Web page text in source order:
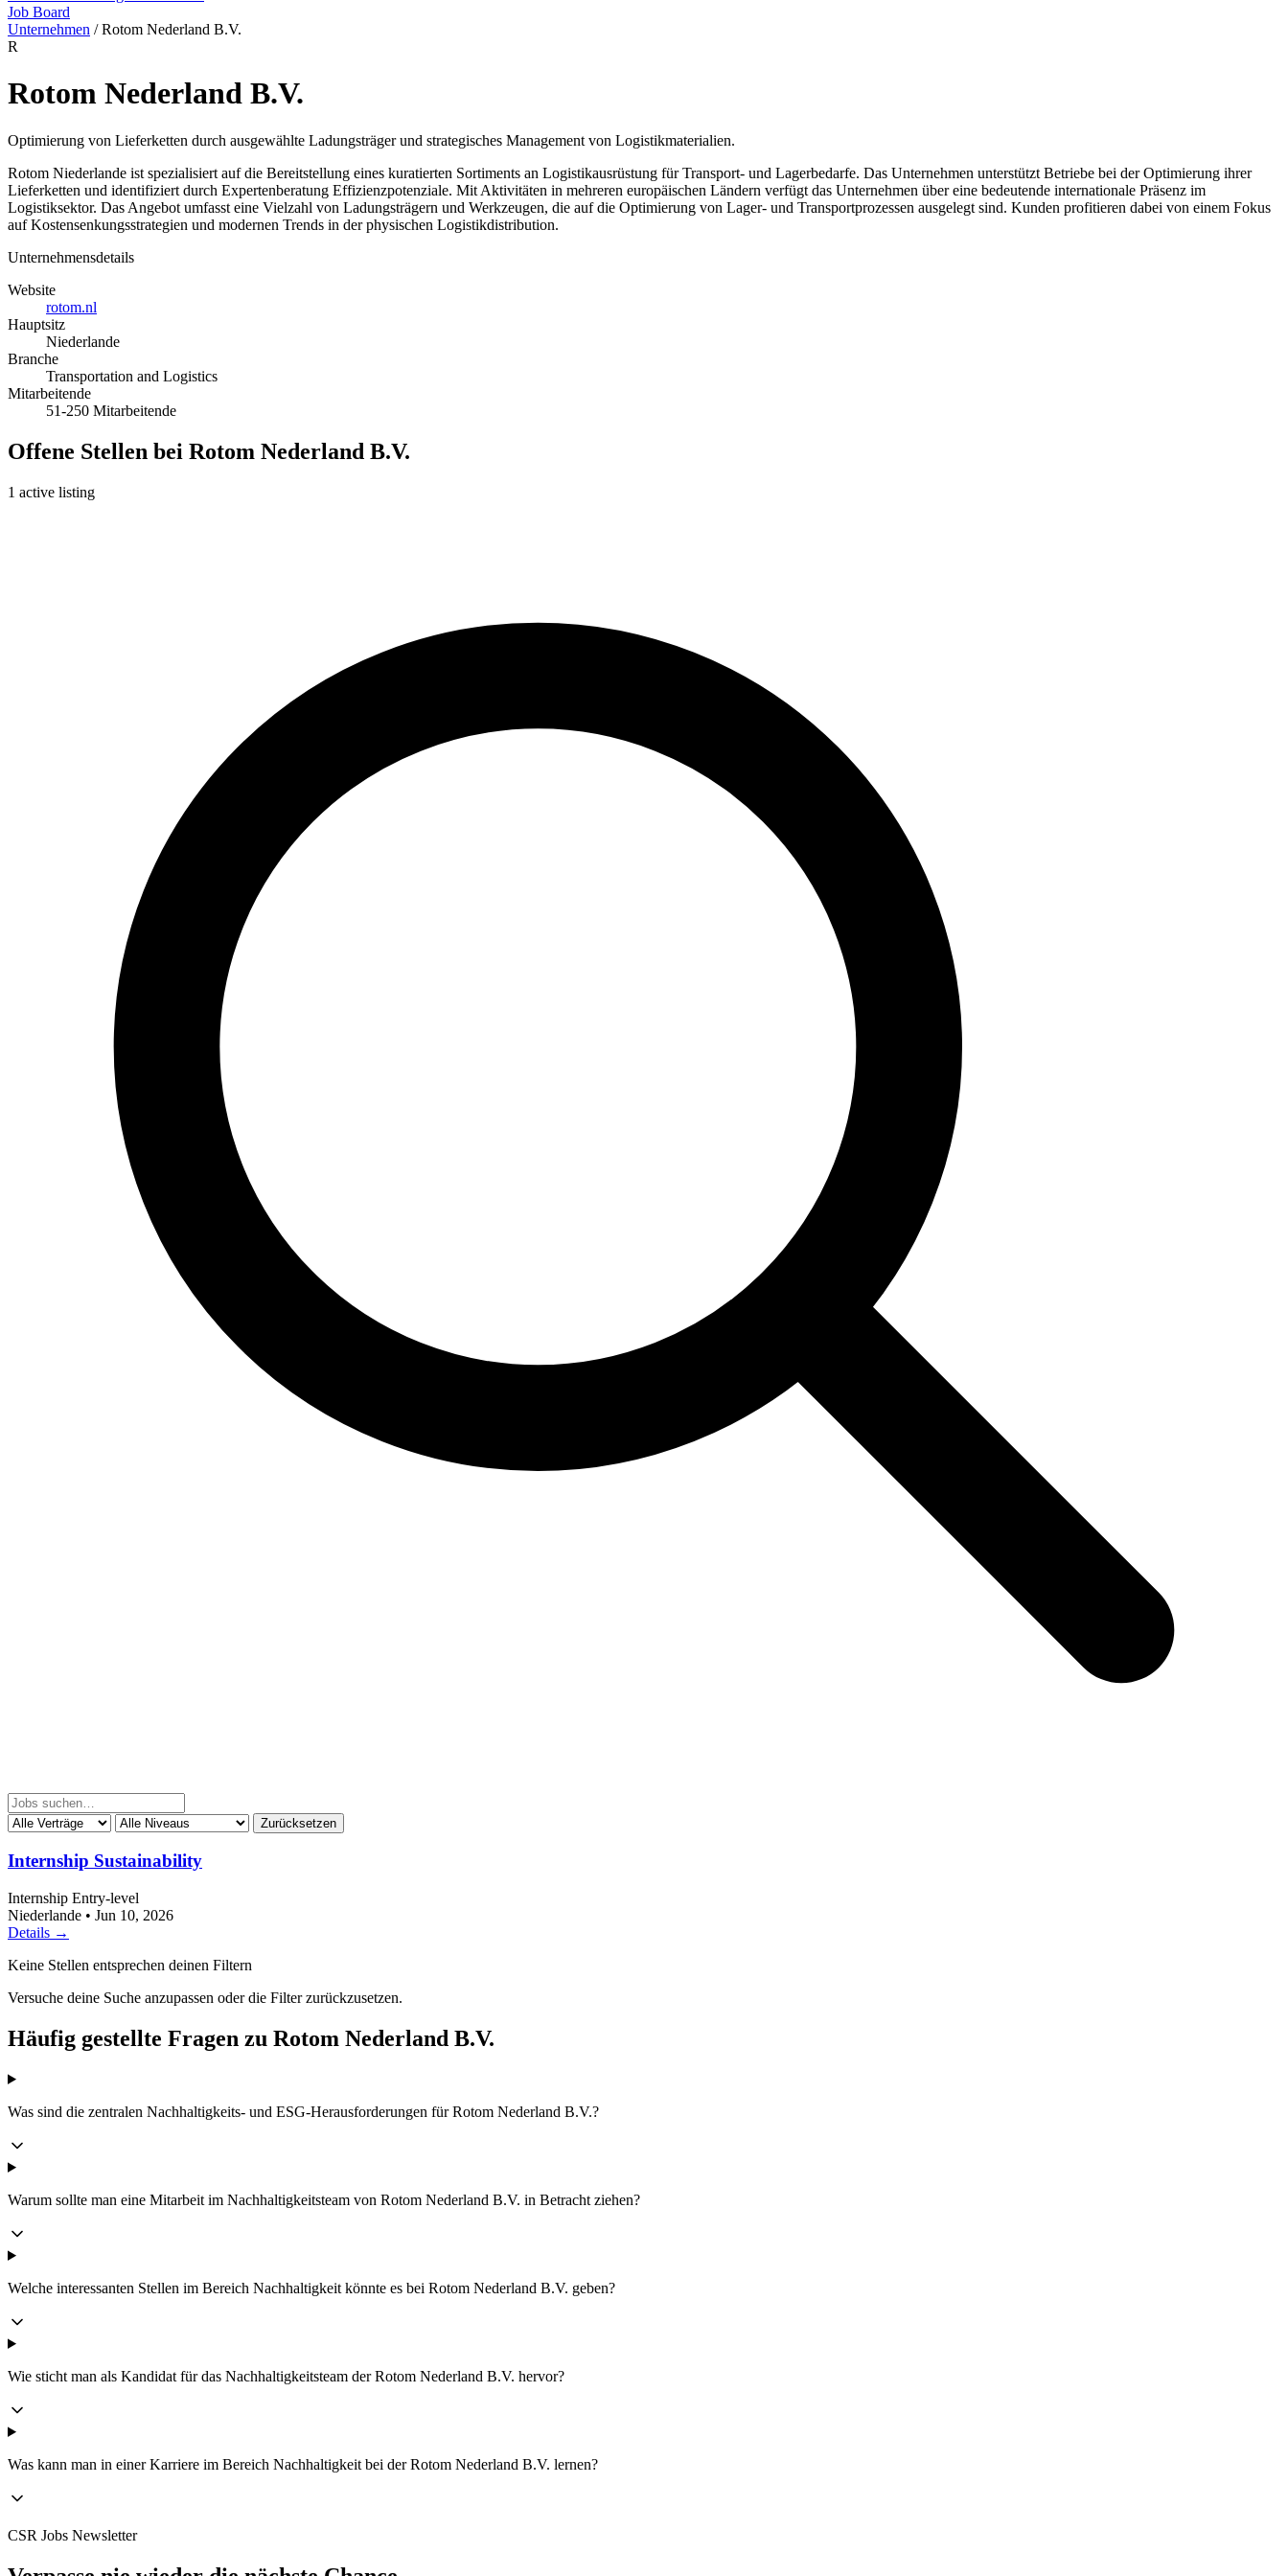
Job Board
Unternehmen / Rotom Nederland B.V.
R
Rotom Nederland B.V.
Optimierung von Lieferketten durch ausgewählte Ladungsträger und strategisches Management von Logistikmaterialien.
Rotom Niederlande ist spezialisiert auf die Bereitstellung eines kuratierten Sortiments an Logistikausrüstung für Transport- und Lagerbedarfe. Das Unternehmen unterstützt Betriebe bei der Optimierung ihrer
Lieferketten und identifiziert durch Expertenberatung Effizienzpotenziale. Mit Aktivitäten in mehreren europäischen Ländern verfügt das Unternehmen über eine bedeutende internationale Präsenz im
Logistiksektor. Das Angebot umfasst eine Vielzahl von Ladungsträgern und Werkzeugen, die auf die Optimierung von Lager- und Transportprozessen ausgelegt sind. Kunden profitieren dabei von einem Fokus
auf Kostensenkungsstrategien und modernen Trends in der physischen Logistikdistribution.
Unternehmensdetails
Website
rotom.nl
Hauptsitz
Niederlande
Branche
Transportation and Logistics
Mitarbeitende
51-250 Mitarbeitende
Offene Stellen bei Rotom Nederland B.V.
1 active listing
Zurücksetzen
Internship Sustainability
Internship Entry-level
Niederlande • Jun 10, 2026
Details →
Keine Stellen entsprechen deinen Filtern
Versuche deine Suche anzupassen oder die Filter zurückzusetzen.
Häufig gestellte Fragen zu Rotom Nederland B.V.
Was sind die zentralen Nachhaltigkeits- und ESG-Herausforderungen für Rotom Nederland B.V.?
Warum sollte man eine Mitarbeit im Nachhaltigkeitsteam von Rotom Nederland B.V. in Betracht ziehen?
Welche interessanten Stellen im Bereich Nachhaltigkeit könnte es bei Rotom Nederland B.V. geben?
Wie sticht man als Kandidat für das Nachhaltigkeitsteam der Rotom Nederland B.V. hervor?
Was kann man in einer Karriere im Bereich Nachhaltigkeit bei der Rotom Nederland B.V. lernen?
CSR Jobs Newsletter